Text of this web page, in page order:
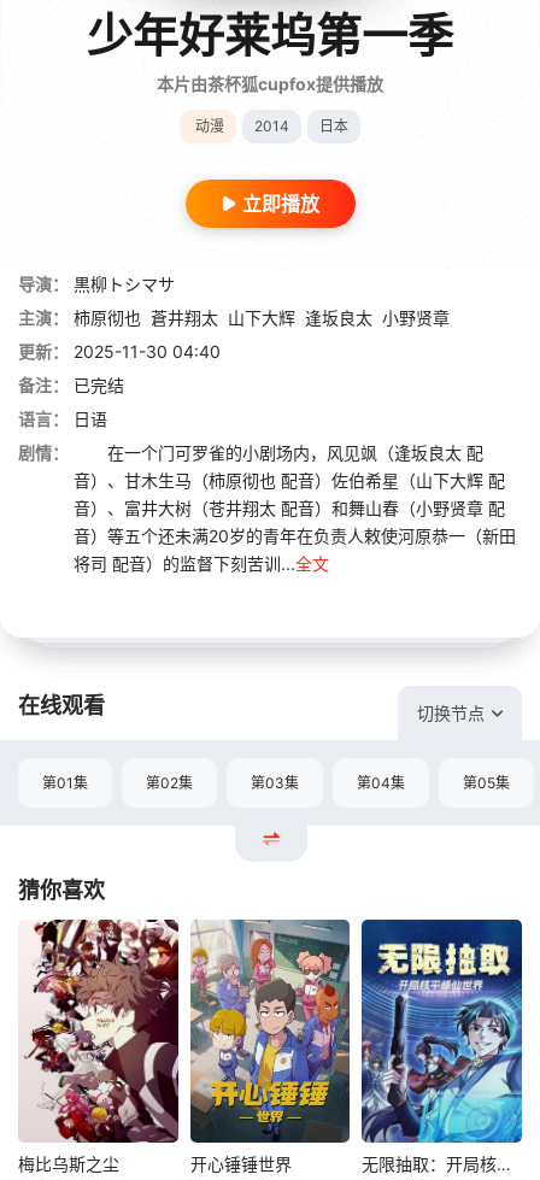
少年好莱坞第一季
本片由茶杯狐cupfox提供播放
动漫 2014 日本
立即播放
导演：
黒柳トシマサ
主演：
柿原彻也 蒼井翔太 山下大辉 逢坂良太 小野贤章
更新：
2025-11-30 04:40
备注：
已完结
语言：
日语
剧情：
在一个门可罗雀的小剧场内，风见飒（逢坂良太 配
音）、甘木生马（柿原彻也 配音）佐伯希星（山下大辉 配
音）、富井大树（苍井翔太 配音）和舞山春（小野贤章 配
音）等五个还未满20岁的青年在负责人敕使河原恭一（新田
将司 配音）的监督下刻苦训...全文
在线观看 切换节点
第01集 第02集 第03集 第04集 第05集
猜你喜欢
梅比乌斯之尘 开心锤锤世界 无限抽取：开局核平修仙世界动态漫